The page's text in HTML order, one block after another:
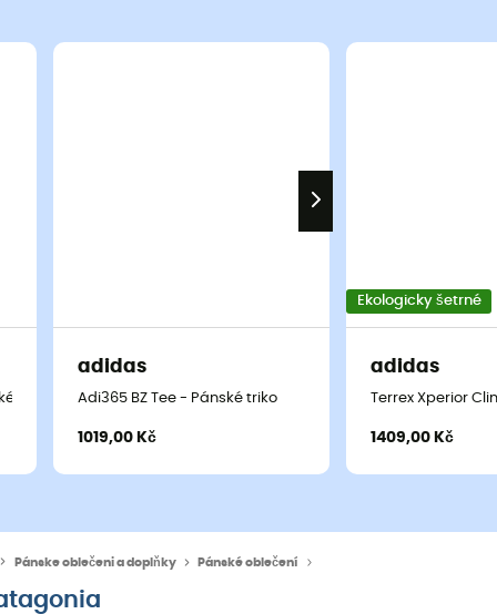
triko
adidas
Adi365 BZ Tee - Pánské triko
1019,00 Kč
Ekologicky šetrné
adidas
Terrex Xperior
1409,00 Kč
Pánske oblečeni a doplňky Pánské oblečení